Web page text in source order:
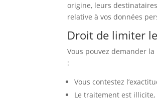
origine, leurs
relative à vos données
Droit de limiter
Vous pouvez demander
:
Vous contestez
Le traitement est